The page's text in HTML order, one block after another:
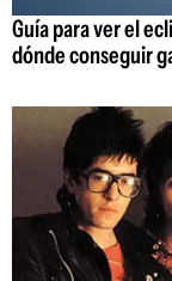
Guía para ver el
dónde conseguir